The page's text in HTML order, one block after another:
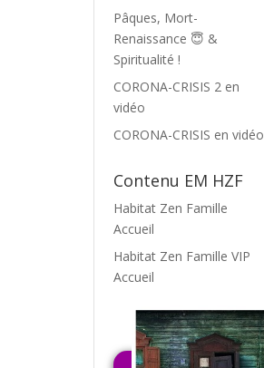
Pâques, Mort-
Renaissance 😇 &
Spiritualité !
CORONA-CRISIS 2 en
vidéo
CORONA-CRISIS en vidéo
Contenu EM HZF
Habitat Zen Famille
Accueil
Habitat Zen Famille VIP
Accueil